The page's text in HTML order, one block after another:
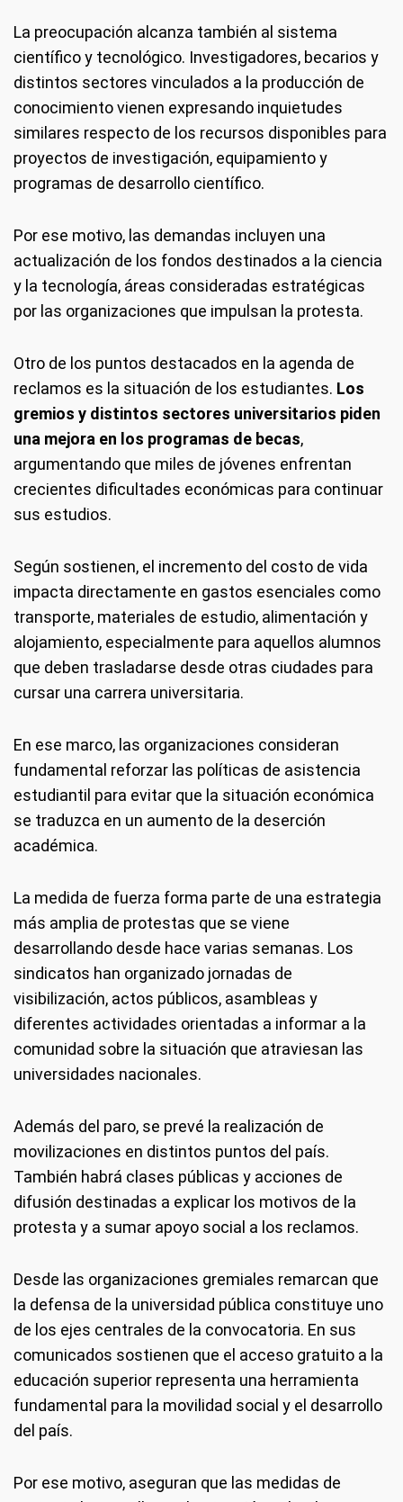
La preocupación alcanza también al sistema
científico y tecnológico. Investigadores, becarios y
distintos sectores vinculados a la producción de
conocimiento vienen expresando inquietudes
similares respecto de los recursos disponibles para
proyectos de investigación, equipamiento y
programas de desarrollo científico.
Por ese motivo, las demandas incluyen una
actualización de los fondos destinados a la ciencia
y la tecnología, áreas consideradas estratégicas
por las organizaciones que impulsan la protesta.
Otro de los puntos destacados en la agenda de
reclamos es la situación de los estudiantes. Los
gremios y distintos sectores universitarios piden
una mejora en los programas de becas,
argumentando que miles de jóvenes enfrentan
crecientes dificultades económicas para continuar
sus estudios.
Según sostienen, el incremento del costo de vida
impacta directamente en gastos esenciales como
transporte, materiales de estudio, alimentación y
alojamiento, especialmente para aquellos alumnos
que deben trasladarse desde otras ciudades para
cursar una carrera universitaria.
En ese marco, las organizaciones consideran
fundamental reforzar las políticas de asistencia
estudiantil para evitar que la situación económica
se traduzca en un aumento de la deserción
académica.
La medida de fuerza forma parte de una estrategia
más amplia de protestas que se viene
desarrollando desde hace varias semanas. Los
sindicatos han organizado jornadas de
visibilización, actos públicos, asambleas y
diferentes actividades orientadas a informar a la
comunidad sobre la situación que atraviesan las
universidades nacionales.
Además del paro, se prevé la realización de
movilizaciones en distintos puntos del país.
También habrá clases públicas y acciones de
difusión destinadas a explicar los motivos de la
protesta y a sumar apoyo social a los reclamos.
Desde las organizaciones gremiales remarcan que
la defensa de la universidad pública constituye uno
de los ejes centrales de la convocatoria. En sus
comunicados sostienen que el acceso gratuito a la
educación superior representa una herramienta
fundamental para la movilidad social y el desarrollo
del país.
Por ese motivo, aseguran que las medidas de